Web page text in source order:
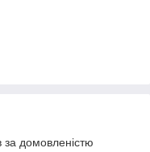
домовленістю